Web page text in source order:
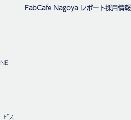
ビス
FabCafe Nagoya レポート採用情報